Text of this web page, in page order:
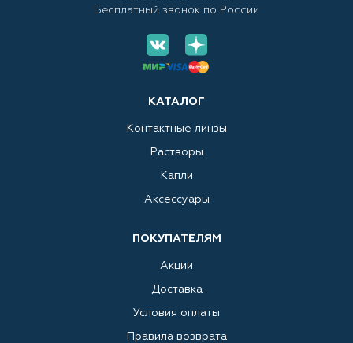
КАТАЛОГ
Контактные линзы
Растворы
Капли
Аксессуары
ПОКУПАТЕЛЯМ
Акции
Доставка
Условия оплаты
Правила возврата
Бесплатный звонок по России